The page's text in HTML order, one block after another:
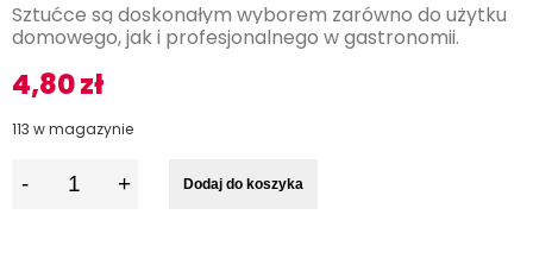
Sztućce są doskonałym wyborem zarówno do użytku
domowego, jak i profesjonalnego w gastronomii.
4,80zł
113 w magazynie
Dodaj do koszyka